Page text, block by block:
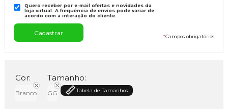
Quero receber por e-mail ofertas e novidades da
loja virtual. A frequência de envios pode variar de
acordo com a interação do cliente.
*Campos obrigatórios
Cor:
Branco
Tamanho:
GG Tabela de Tamanhos